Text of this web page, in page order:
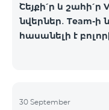
Շեյքի՛ր և շահի՛ր
նվերներ․ Team-ի
հասանելի է
30 September